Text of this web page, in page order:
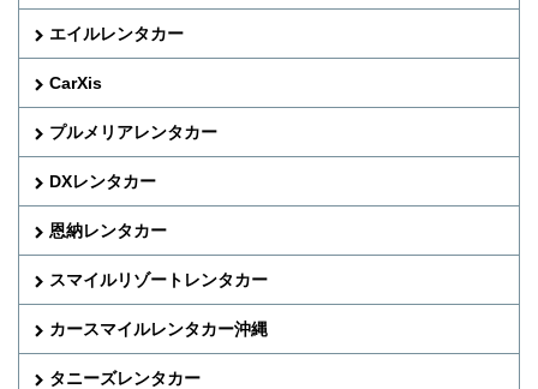
エイルレンタカー
CarXis
プルメリアレンタカー
DXレンタカー
恩納レンタカー
スマイルリゾートレンタカー
カースマイルレンタカー沖縄
タニーズレンタカー